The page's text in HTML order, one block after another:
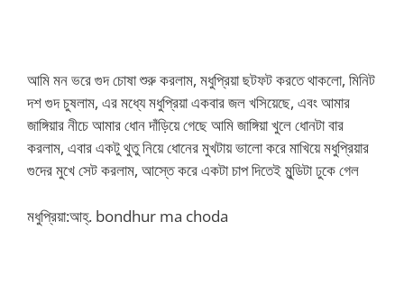
আমি মন ভরে গুদ চোষা শুরু করলাম, মধুপ্রিয়া ছটফট করতে থাকলো, মিনিট
দশ গুদ চুষলাম, এর মধ্যে মধুপ্রিয়া একবার জল খসিয়েছে, এবং আমার
জাঙ্গিয়ার নীচে আমার ধোন দাঁড়িয়ে গেছে আমি জাঙ্গিয়া খুলে ধোনটা বার
করলাম, এবার একটু থুতু নিয়ে ধোনের মুখটায় ভালো করে মাখিয়ে মধুপ্রিয়ার
গুদের মুখে সেট করলাম, আস্তে করে একটা চাপ দিতেই মুন্ডিটা ঢুকে গেল
মধুপ্রিয়া:আহ্. bondhur ma choda